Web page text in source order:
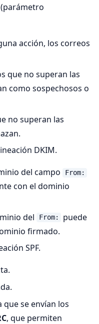
acción, los correos
que no superan las
como sospechosos o
no superan las
DKIM.
del campo From:
con el dominio
del From:
puede
firmado.
SPF.
que se envían los
, que permiten